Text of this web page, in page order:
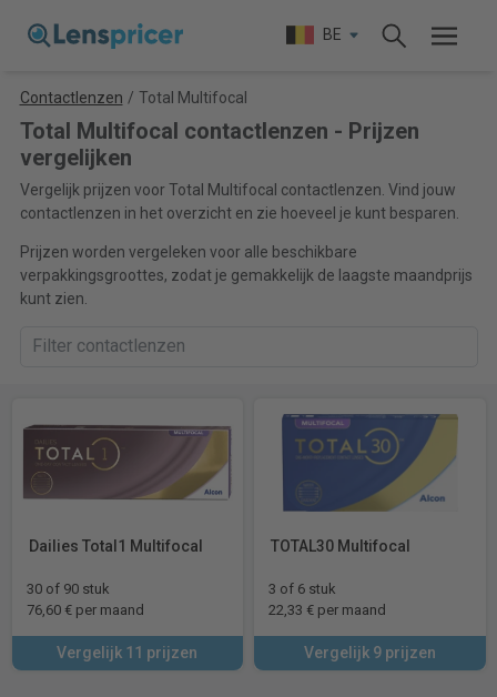
BE
Contactlenzen / Total Multifocal
Total Multifocal contactlenzen - Prijzen
vergelijken
Vergelijk prijzen voor Total Multifocal contactlenzen. Vind jouw
contactlenzen in het overzicht en zie hoeveel je kunt besparen.
Prijzen worden vergeleken voor alle beschikbare
verpakkingsgroottes, zodat je gemakkelijk de laagste maandprijs
kunt zien.
Dailies Total1 Multifocal
30 of 90 stuk
76,60 € per maand
Vergelijk 11 prijzen
TOTAL30 Multifocal
3 of 6 stuk
22,33 € per maand
Vergelijk 9 prijzen